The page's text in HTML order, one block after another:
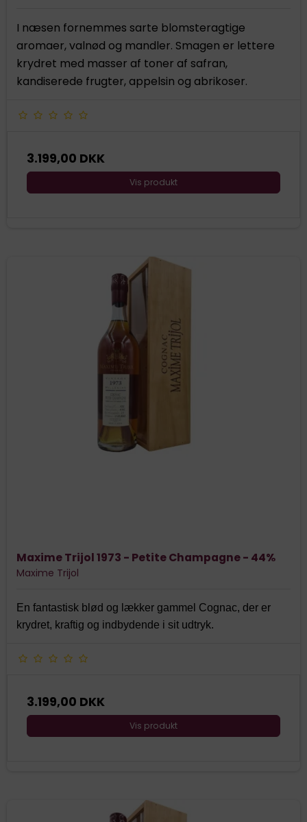
I næsen fornemmes sarte blomsteragtige
aromaer, valnød og mandler. Smagen er lettere
krydret med masser af toner af safran,
kandiserede frugter, appelsin og abrikoser.
3.199,00 DKK
Vis produkt
Maxime Trijol 1973 - Petite Champagne - 44%
Maxime Trijol
En fantastisk blød og lækker gammel Cognac, der er
krydret, kraftig og indbydende i sit udtryk.
3.199,00 DKK
Vis produkt